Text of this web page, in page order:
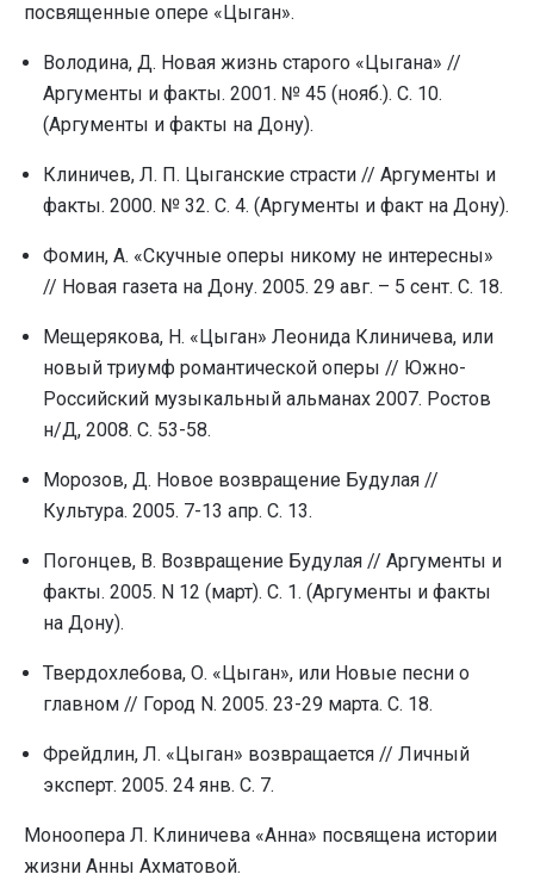
посвященные опере «Цыган».
Володина, Д. Новая жизнь старого «Цыгана» //
Аргументы и факты. 2001. № 45 (нояб.). С. 10.
(Аргументы и факты на Дону).
Клиничев, Л. П. Цыганские страсти // Аргументы и
факты. 2000. № 32. С. 4. (Аргументы и факт на Дону).
Фомин, А. «Скучные оперы никому не интересны»
// Новая газета на Дону. 2005. 29 авг. – 5 сент. С. 18.
Мещерякова, Н. «Цыган» Леонида Клиничева, или
новый триумф романтической оперы // Южно-
Российский музыкальный альманах 2007. Ростов
н/Д, 2008. С. 53-58.
Морозов, Д. Новое возвращение Будулая //
Культура. 2005. 7-13 апр. С. 13.
Погонцев, В. Возвращение Будулая // Аргументы и
факты. 2005. N 12 (март). С. 1. (Аргументы и факты
на Дону).
Твердохлебова, О. «Цыган», или Новые песни о
главном // Город N. 2005. 23-29 марта. С. 18.
Фрейдлин, Л. «Цыган» возвращается // Личный
эксперт. 2005. 24 янв. С. 7.
Моноопера Л. Клиничева «Анна» посвящена истории
жизни Анны Ахматовой.